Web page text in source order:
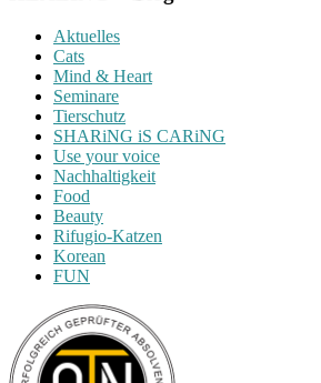
Aktuelles
Cats
Mind & Heart
Seminare
Tierschutz
SHARiNG iS CARiNG
Use your voice
Nachhaltigkeit
Food
Beauty
Rifugio-Katzen
Korean
FUN